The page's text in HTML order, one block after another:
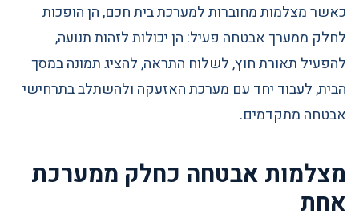
כאשר מצלמות מחוברות למערכת בית חכם, הן הופכות
לחלק ממערך אבטחה פעיל: הן יכולות לזהות תנועה,
להפעיל תאורת חוץ, לשלוח התראה, להציג תמונה במסך
הבית, לעבוד יחד עם מערכת האזעקה ולהשתלב בתרחישי
אבטחה מתקדמים.
מצלמות אבטחה כחלק ממערכת
אחת